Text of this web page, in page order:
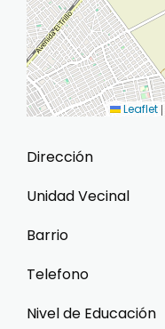
Leaflet |
Dirección
Unidad Vecinal
Barrio
Telefono
Nivel de Educación